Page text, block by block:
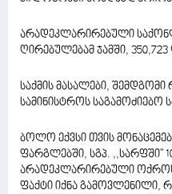
არადეკლარირებული
ღირებულებამ ჯამში,
საქმის მასალები, შემდგომი
სამინისტროს საგამოძიებო
ბოლო ექვსი თვის
ფარგლებში, სგპ. ,,სარფში"
არადეკლარირებული ოქროს
ფაქტი იქნა გამოვლენილი,